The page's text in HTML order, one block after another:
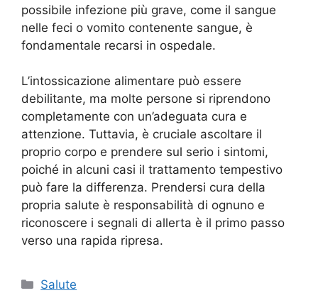
possibile infezione più grave, come il sangue
nelle feci o vomito contenente sangue, è
fondamentale recarsi in ospedale.
L’intossicazione alimentare può essere
debilitante, ma molte persone si riprendono
completamente con un’adeguata cura e
attenzione. Tuttavia, è cruciale ascoltare il
proprio corpo e prendere sul serio i sintomi,
poiché in alcuni casi il trattamento tempestivo
può fare la differenza. Prendersi cura della
propria salute è responsabilità di ognuno e
riconoscere i segnali di allerta è il primo passo
verso una rapida ripresa.
Categorie
Salute